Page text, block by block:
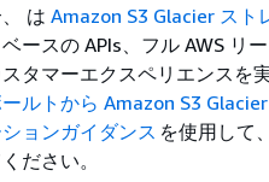
は Amazon S3 Glacier スト
ベースの APIs、フル AWS リ
スタマーエクスペリエンスを
ルトから Amazon S3
ョンガイダンス を使用して
ださい。